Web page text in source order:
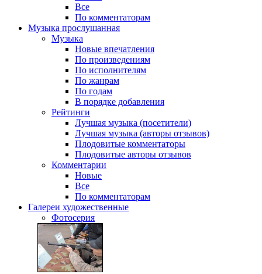
Все
По комментаторам
Музыка прослушанная
Музыка
Новые впечатления
По произведениям
По исполнителям
По жанрам
По годам
В порядке добавления
Рейтинги
Лучшая музыка (посетители)
Лучшая музыка (авторы отзывов)
Плодовитые комментаторы
Плодовитые авторы отзывов
Комментарии
Новые
Все
По комментаторам
Галереи художественные
Фотосерия